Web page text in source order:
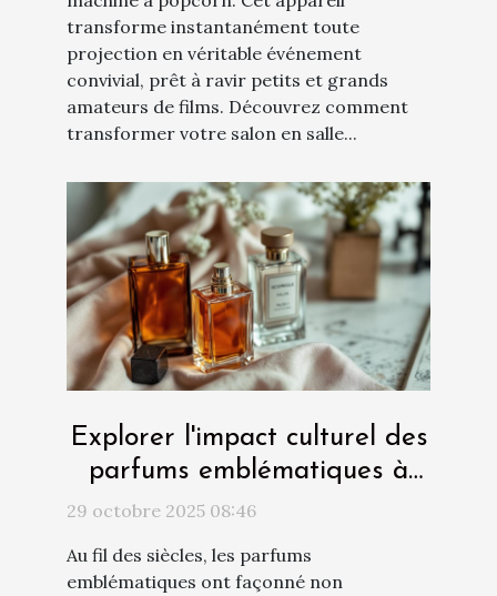
transforme instantanément toute
projection en véritable événement
convivial, prêt à ravir petits et grands
amateurs de films. Découvrez comment
transformer votre salon en salle...
Explorer l'impact culturel des
parfums emblématiques à
travers les âges
29 octobre 2025 08:46
Au fil des siècles, les parfums
emblématiques ont façonné non